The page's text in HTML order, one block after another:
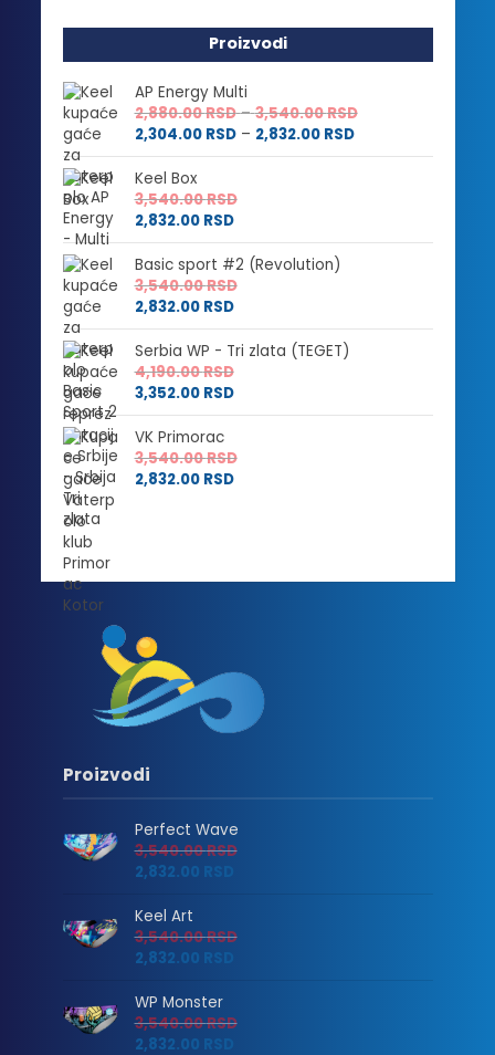
Proizvodi
AP Energy Multi
2,880.00RSD – 3,540.00RSDRaspon
od
2,304.00 RSD – 2,832.00 RSDRaspon
cena:
2,832.00 RSD
Keel Box
3,540.00RSD
2,832.00 RSD
Basic sport #2 (Revolution)
3,540.00RSD
2,832.00 RSD
Serbia WP - Tri zlata (TEGET)
4,190.00RSD
3,352.00 RSD
VK Primorac
3,540.00RSD
2,832.00 RSD
Proizvodi
Perfect Wave
3,540.00RSD
2,832.00 RSD
Keel Art
3,540.00RSD
2,832.00 RSD
WP Monster
3,540.00RSD
2,832.00 RSD